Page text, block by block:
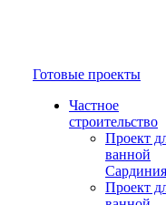
Готовые проекты
Частное
строительство
Проект
ванной
Сардиния
Проект